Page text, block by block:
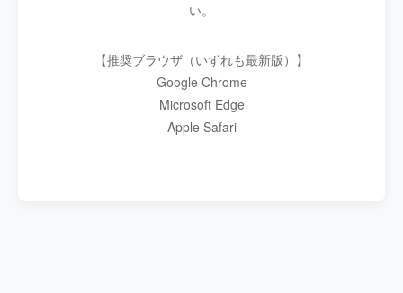
い。
【推奨ブラウザ（いずれも最新版）】
Google Chrome
Microsoft Edge
Apple Safari